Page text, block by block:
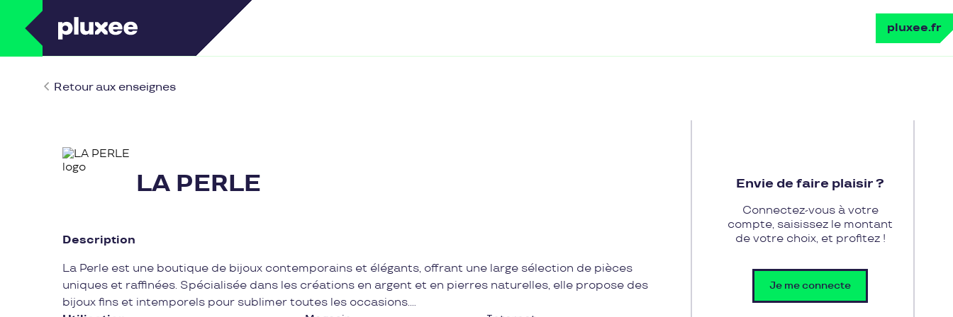
pluxee.fr
Retour aux enseignes
LA PERLE
Description
La Perle est une boutique de bijoux contemporains et élégants, offrant une large sélection de pièces
uniques et raffinées. Spécialisée dans les créations en argent et en pierres naturelles, elle propose des
bijoux fins et intemporels pour sublimer toutes les occasions.
Envie de faire plaisir ?
Connectez-vous à votre
compte, saisissez le montant
de votre choix, et profitez !
Je me connecte